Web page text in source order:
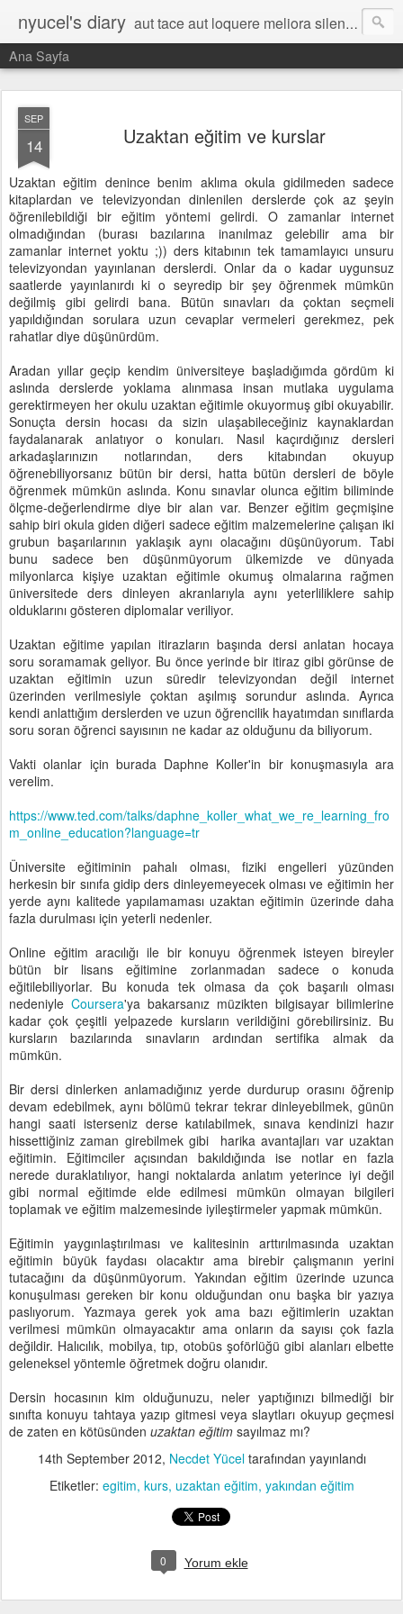
nyucel's diary aut tace aut loquere meliora silentio
Ana Sayfa
SEP
14 Uzaktan eğitim ve kurslar
Uzaktan eğitim denince benim aklıma okula gidilmeden sadece
kitaplardan ve televizyondan dinlenilen derslerde çok az şeyin
öğrenilebildiği bir eğitim yöntemi gelirdi. O zamanlar internet
olmadığından (burası bazılarına inanılmaz gelebilir ama bir
zamanlar internet yoktu ;)) ders kitabının tek tamamlayıcı unsuru
televizyondan yayınlanan derslerdi. Onlar da o kadar uygunsuz
saatlerde yayınlanırdı ki o seyredip bir şey öğrenmek mümkün
değilmiş gibi gelirdi bana. Bütün sınavları da çoktan seçmeli
yapıldığından sorulara uzun cevaplar vermeleri gerekmez, pek
rahatlar diye düşünürdüm.
Aradan yıllar geçip kendim üniversiteye başladığımda gördüm ki
aslında derslerde yoklama alınmasa insan mutlaka uygulama
gerektirmeyen her okulu uzaktan eğitimle okuyormuş gibi okuyabilir.
Sonuçta dersin hocası da sizin ulaşabileceğiniz kaynaklardan
faydalanarak anlatıyor o konuları. Nasıl kaçırdığınız dersleri
arkadaşlarınızın notlarından, ders kitabından okuyup
öğrenebiliyorsanız bütün bir dersi, hatta bütün dersleri de böyle
öğrenmek mümkün aslında. Konu sınavlar olunca eğitim biliminde
ölçme-değerlendirme diye bir alan var. Benzer eğitim geçmişine
sahip biri okula giden diğeri sadece eğitim malzemelerine çalışan iki
grubun başarılarının yaklaşık aynı olacağını düşünüyorum. Tabi
bunu sadece ben düşünmüyorum ülkemizde ve dünyada
milyonlarca kişiye uzaktan eğitimle okumuş olmalarına rağmen
üniversitede ders dinleyen akranlarıyla aynı yeterliliklere sahip
olduklarını gösteren diplomalar veriliyor.
Uzaktan eğitime yapılan itirazların başında dersi anlatan hocaya
soru soramamak geliyor. Bu önce yerinde bir itiraz gibi görünse de
uzaktan eğitimin uzun süredir televizyondan değil internet
üzerinden verilmesiyle çoktan aşılmış sorundur aslında. Ayrıca
kendi anlattığım derslerden ve uzun öğrencilik hayatımdan sınıflarda
soru soran öğrenci sayısının ne kadar az olduğunu da biliyorum.
Vakti olanlar için burada Daphne Koller'in bir konuşmasıyla ara
verelim.
https://www.ted.com/talks/daphne_koller_what_we_re_learning_fro
m_online_education?language=tr
Üniversite eğitiminin pahalı olması, fiziki engelleri yüzünden
herkesin bir sınıfa gidip ders dinleyemeyecek olması ve eğitimin her
yerde aynı kalitede yapılamaması uzaktan eğitimin üzerinde daha
fazla durulması için yeterli nedenler.
Online eğitim aracılığı ile bir konuyu öğrenmek isteyen bireyler
bütün bir lisans eğitimine zorlanmadan sadece o konuda
eğitilebiliyorlar. Bu konuda tek olmasa da çok başarılı olması
nedeniyle Coursera'ya bakarsanız müzikten bilgisayar bilimlerine
kadar çok çeşitli yelpazede kursların verildiğini görebilirsiniz. Bu
kursların bazılarında sınavların ardından sertifika almak da
mümkün.
Bir dersi dinlerken anlamadığınız yerde durdurup orasını öğrenip
devam edebilmek, aynı bölümü tekrar tekrar dinleyebilmek, günün
hangi saati isterseniz derse katılabilmek, sınava kendinizi hazır
hissettiğiniz zaman girebilmek gibi harika avantajları var uzaktan
eğitimin. Eğitimciler açısından bakıldığında ise notlar en fazla
nerede duraklatılıyor, hangi noktalarda anlatım yeterince iyi değil
gibi normal eğitimde elde edilmesi mümkün olmayan bilgileri
toplamak ve eğitim malzemesinde iyileştirmeler yapmak mümkün.
Eğitimin yaygınlaştırılması ve kalitesinin arttırılmasında uzaktan
eğitimin büyük faydası olacaktır ama birebir çalışmanın yerini
tutacağını da düşünmüyorum. Yakından eğitim üzerinde uzunca
konuşulması gereken bir konu olduğundan onu başka bir yazıya
paslıyorum. Yazmaya gerek yok ama bazı eğitimlerin uzaktan
verilmesi mümkün olmayacaktır ama onların da sayısı çok fazla
değildir. Halıcılık, mobilya, tıp, otobüs şoförlüğü gibi alanları elbette
geleneksel yöntemle öğretmek doğru olanıdır.
Dersin hocasının kim olduğunuzu, neler yaptığınızı bilmediği bir
sınıfta konuyu tahtaya yazıp gitmesi veya slaytları okuyup geçmesi
de zaten en kötüsünden uzaktan eğitim sayılmaz mı?
14th September 2012, Necdet Yüceltarafından yayınlandı
Etiketler: egitim kurs uzaktan eğitim yakından eğitim
0 Yorum ekle